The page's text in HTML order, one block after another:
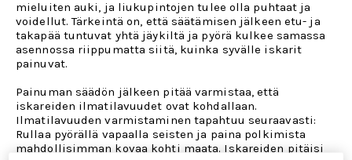
mieluiten auki, ja liukupintojen tulee olla puhtaat ja
voidellut. Tärkeintä on, että säätämisen jälkeen etu- ja
takapää tuntuvat yhtä jäykiltä ja pyörä kulkee samassa
asennossa riippumatta siitä, kuinka syvälle iskarit
painuvat.
Painuman säädön jälkeen pitää varmistaa, että
iskareiden ilmatilavuudet ovat kohdallaan.
Ilmatilavuuden varmistaminen tapahtuu seuraavasti:
Rullaa pyörällä vapaalla seisten ja paina polkimista
mahdollisimman kovaa kohti maata. Iskareiden pitäisi